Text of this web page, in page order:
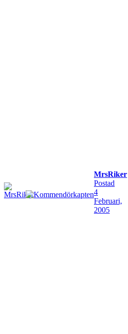
MrsRiker
Postad
4
Februari,
2005